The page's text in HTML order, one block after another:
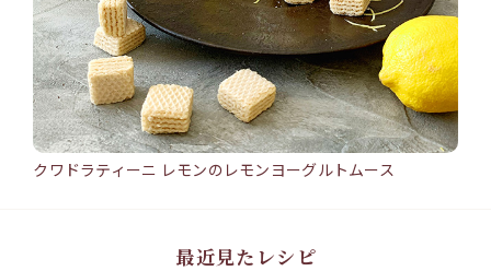
15min
クワドラティーニ レモンのレモンヨーグルトムース
最近見たレシピ